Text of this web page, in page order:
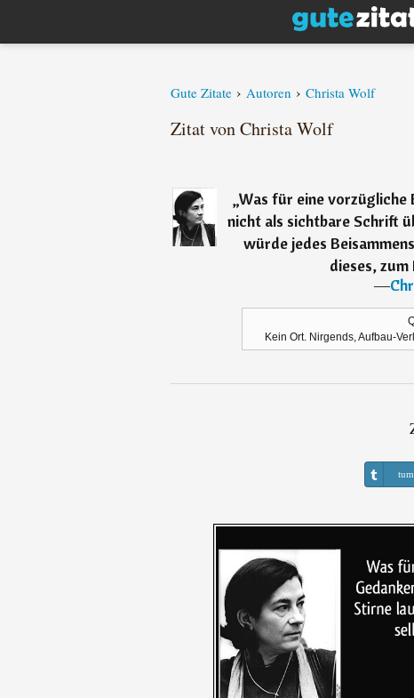
Gute Zitate › Autoren › Christa Wolf
Zitat von Christa Wolf
„Was für eine vorzügliche
nicht als sichtbare Schrift
würde jedes
dieses,
―
Kein Ort. Nirgends, Aufbau-